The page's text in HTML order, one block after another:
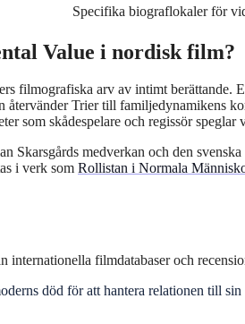
Specifika biograflokaler för
Value i nordisk film?
filmografiska arv av intimt berättande.
återvänder Trier till familjedynamikens
som skådespelare och regissör speglar
Skarsgårds medverkan och den
i verk som Rollistan i Normala
filmdatabaser och
död för att hantera relationen till